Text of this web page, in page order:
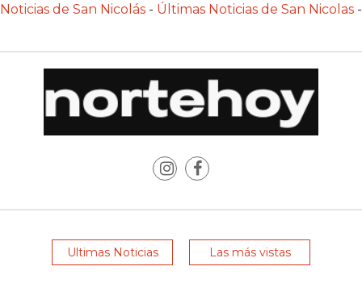
MÁS
ELIGEN
RECIBIR
PEDIDOS
WHATSAPP
Noticias de San Nicolás - Últimas Noticias de San Nicolas -
Ultimas Noticias Las más vistas